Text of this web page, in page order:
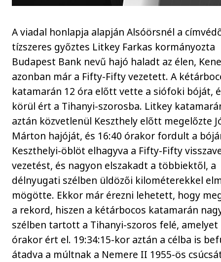
A viadal honlapja alapján Alsóörsnél a
tízszeres győztes Litkey Farkas kormányozta
Budapest Bank nevű hajó haladt az élen,
azonban már a Fifty-Fifty vezetett. A
katamarán 12 óra előtt vette a siófoki bóját,
körül ért a Tihanyi-szorosba. Litkey
aztán közvetlenül Keszthely előtt megelőzte
Márton hajóját, és 16:40 órakor fordult a
Keszthelyi-öblöt elhagyva a Fifty-Fifty
vezetést, és nagyon elszakadt a többiektől, a
délnyugati szélben üldözői kilométerekkel
mögötte. Ekkor már érezni lehetett, hogy
a rekord, hiszen a kétárbocos katamarán
szélben tartott a Tihanyi-szoros felé, amelyet
órakor ért el. 19:34:15-kor aztán a célba is
átadva a múltnak a Nemere II 1955-ös